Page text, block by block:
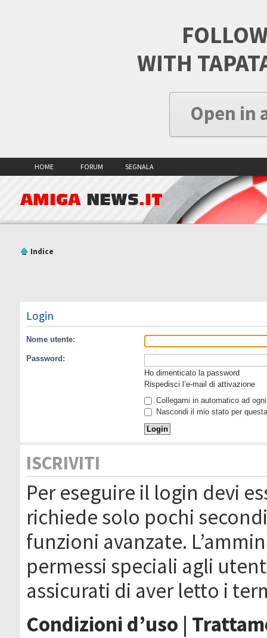
WITH
Open in
HOME FORUM SEGNALA
AMIGA NEWS.IT
Indice
Login
Nome utente:
Password:
Ho dimenticato la password
Rispedisci l’e-mail di attivazione
Collegami in automatico ad
Nascondi il mio stato per
ISCRIVITI
Per eseguire il login devi
richiede solo pochi
funzioni avanzate.
permessi speciali agli
assicurati di aver letto i
Condizioni d’uso |